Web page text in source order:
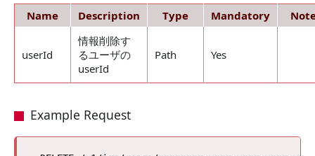
Name Description Type Mandatory
userId
情報削除す
るユーザの
userId
Path Yes
Example Request